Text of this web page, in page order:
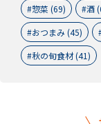
惣菜 (69)
酒
おつまみ (45)
秋の旬食材 (41)